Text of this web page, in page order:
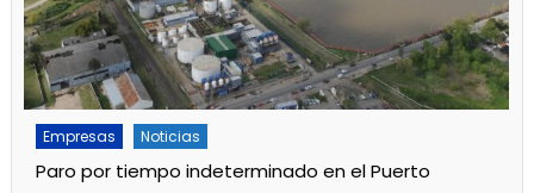
Empresas Noticias
Paro por tiempo indeterminado en el Puerto